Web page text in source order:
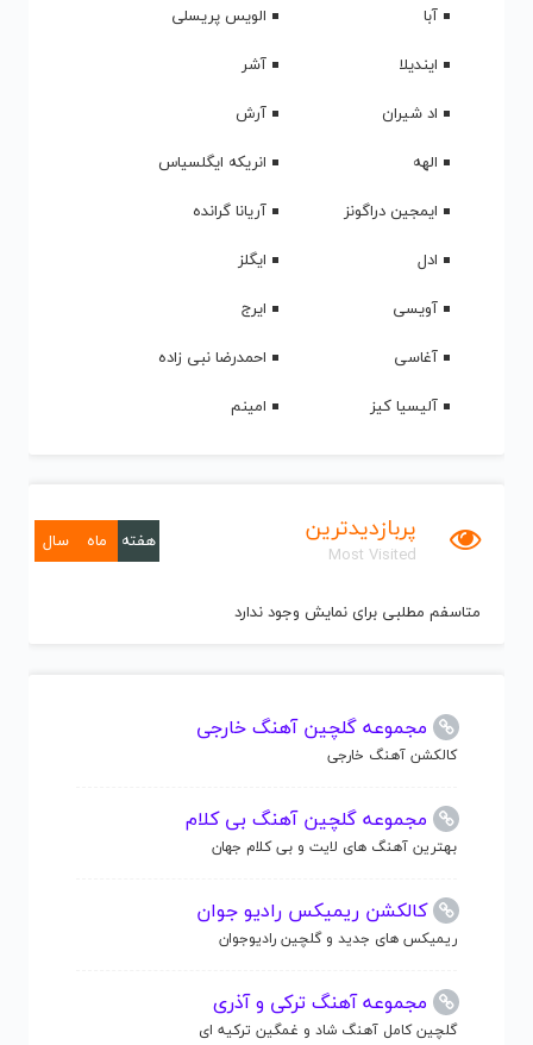
آبا
الویس پریسلی
ایندیلا
آشر
اد شیران
آرش
الهه
انریکه ایگلسیاس
ایمجین دراگونز
آریانا گرانده
ادل
ایگلز
آویسی
ایرج
آغاسی
احمدرضا نبی زاده
آلیسیا کیز
امینم
پربازدیدترین
Most Visited
هفته ماه سال
متاسفم مطلبی برای نمایش وجود ندارد
مجموعه گلچین آهنگ خارجی
کالکشن آهنگ خارجی
مجموعه گلچین آهنگ بی کلام
بهترین آهنگ های لایت و بی کلام جهان
کالکشن ریمیکس رادیو جوان
ریمیکس های جدید و گلچین رادیوجوان
مجموعه آهنگ ترکی و آذری
گلچین کامل آهنگ شاد و غمگین ترکیه ای